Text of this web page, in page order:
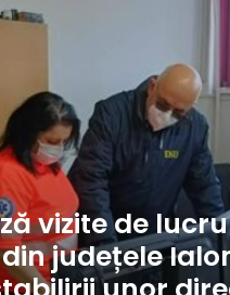
vizite de
județele